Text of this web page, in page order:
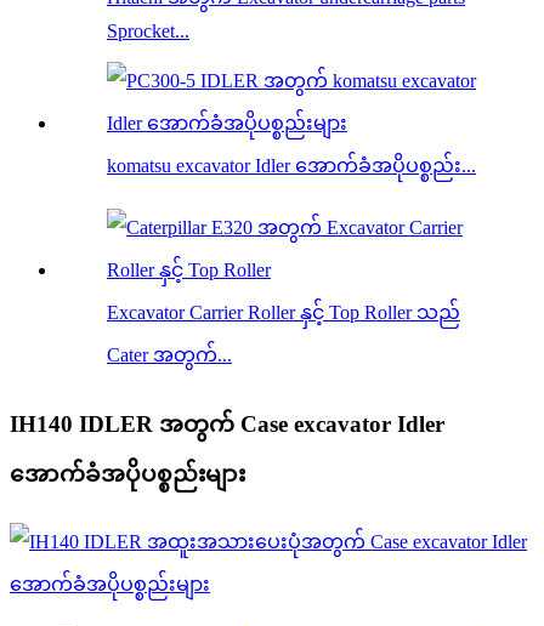
Sprocket...
komatsu excavator Idler အောက်ခံအပိုပစ္စည်း...
Excavator Carrier Roller နှင့် Top Roller သည်
Cater အတွက်...
IH140 IDLER အတွက် Case excavator Idler
အောက်ခံအပိုပစ္စည်းများ